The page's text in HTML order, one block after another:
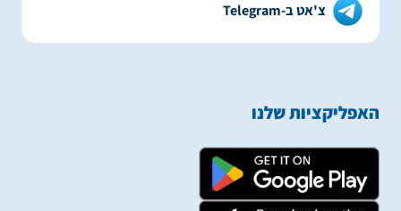
צ'אט ב-Telegram
האפליקציות שלנו